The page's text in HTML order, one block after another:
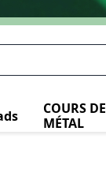
COURS DE
MÉTAL